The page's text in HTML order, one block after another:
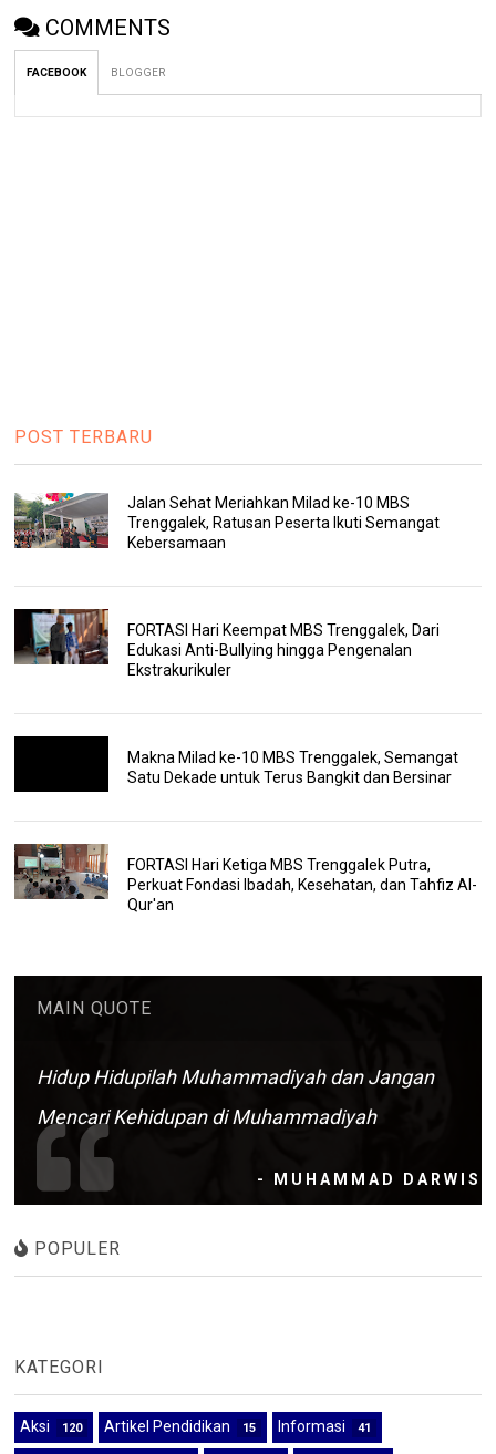
COMMENTS
FACEBOOK BLOGGER
POST TERBARU
Jalan Sehat Meriahkan Milad ke-10 MBS
Trenggalek, Ratusan Peserta Ikuti Semangat
Kebersamaan
FORTASI Hari Keempat MBS Trenggalek, Dari
Edukasi Anti-Bullying hingga Pengenalan
Ekstrakurikuler
Makna Milad ke-10 MBS Trenggalek, Semangat
Satu Dekade untuk Terus Bangkit dan Bersinar
FORTASI Hari Ketiga MBS Trenggalek Putra,
Perkuat Fondasi Ibadah, Kesehatan, dan Tahfiz Al-
Qur'an
MAIN QUOTE
Hidup Hidupilah Muhammadiyah dan Jangan
Mencari Kehidupan di Muhammadiyah
- MUHAMMAD DARWIS
POPULER
KATEGORI
Aksi 120 Artikel Pendidikan 15 Informasi 41